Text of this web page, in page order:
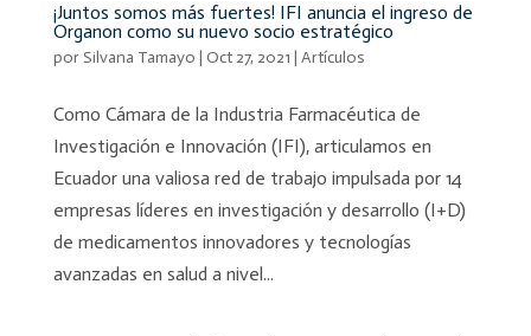
¡Juntos somos más fuertes! IFI anuncia el ingreso de
Organon como su nuevo socio estratégico
por Silvana Tamayo | Oct 27, 2021 | Artículos
Como Cámara de la Industria Farmacéutica de
Investigación e Innovación (IFI), articulamos en
Ecuador una valiosa red de trabajo impulsada por 14
empresas líderes en investigación y desarrollo (I+D)
de medicamentos innovadores y tecnologías
avanzadas en salud a nivel...